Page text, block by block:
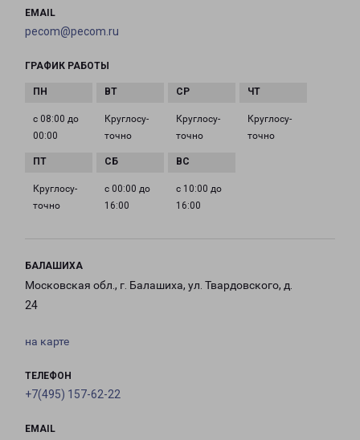
EMAIL
pecom@pecom.ru
ГРАФИК РАБОТЫ
с 08:00 до
00:00
Круглосу­
точно
Круглосу­
точно
Круглосу­
точно
Круглосу­
точно
с 00:00 до
16:00
с 10:00 до
16:00
БАЛАШИХА
Московская обл., г. Балашиха, ул. Твардовского, д.
24
на карте
ТЕЛЕФОН
+7(495) 157-62-22
EMAIL